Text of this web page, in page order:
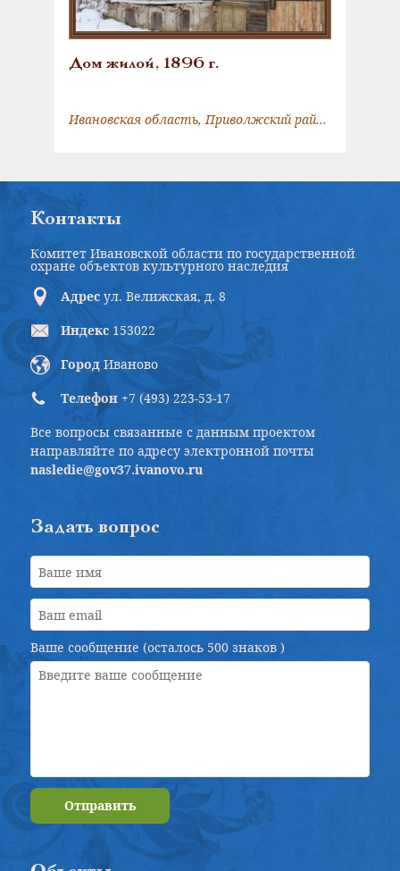
Дом жилой, 1896 г.
Ивановская область, Приволжский район, г. Плес, Вичугский пр., 2
Контакты
Комитет Ивановской области по государственной
охране объектов культурного наследия
Адрес ул. Велижская, д. 8
Индекс 153022
Город Иваново
Телефон +7 (493) 223-53-17
Все вопросы связанные с данным проектом
направляйте по адресу электронной почты
nasledie@gov37.ivanovo.ru
Задать вопрос
Ваше сообщение (осталось 500 знаков )
Отправить